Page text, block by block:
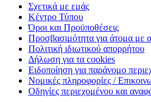
Σχετικά με εμάς
Κέντρο Τύπου
Όροι και Προϋποθέσεις
Προσβασιμότητα για άτομα με
Πολιτική ιδιωτικού απορρήτου
Δήλωση για τα cookies
Ειδοποίηση για παράνομο
Νομικές πληροφορίες /
Οδηγίες περιεχομένου και